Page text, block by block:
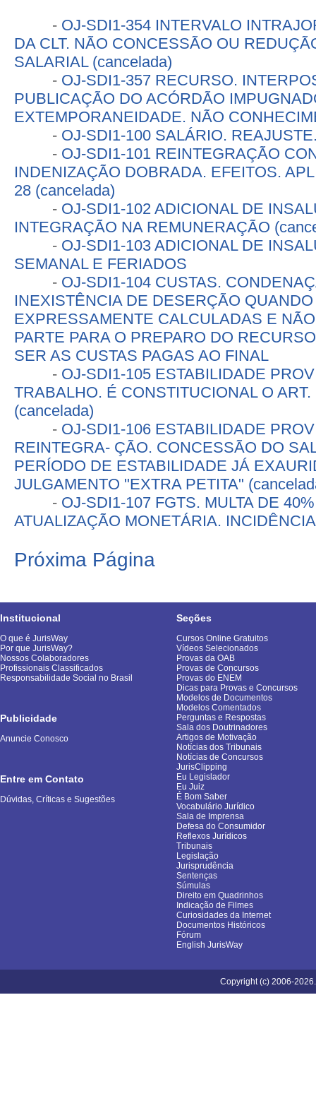
- OJ-SDI1-354 INTERVALO
DA CLT. NÃO CONCESSÃO OU
SALARIAL (cancelada)
- OJ-SDI1-357 RECURSO.
PUBLICAÇÃO DO ACÓRDÃO
EXTEMPORANEIDADE. NÃO
- OJ-SDI1-100 SALÁRIO.
- OJ-SDI1-101 REINTEGRAÇÃO
INDENIZAÇÃO DOBRADA. EFEITOS.
28 (cancelada)
- OJ-SDI1-102 ADICIONAL DE
INTEGRAÇÃO NA REMUNERAÇÃO
- OJ-SDI1-103 ADICIONAL DE
SEMANAL E FERIADOS
- OJ-SDI1-104 CUSTAS.
INEXISTÊNCIA DE DESERÇÃO
EXPRESSAMENTE CALCULADAS E
PARTE PARA O PREPARO DO
SER AS CUSTAS PAGAS AO FINAL
- OJ-SDI1-105 ESTABILIDADE
TRABALHO. É CONSTITUCIONAL O ART.
(cancelada)
- OJ-SDI1-106 ESTABILIDADE
REINTEGRA- ÇÃO. CONCESSÃO DO
PERÍODO DE ESTABILIDADE JÁ
JULGAMENTO "EXTRA PETITA"
- OJ-SDI1-107 FGTS. MULTA DE
ATUALIZAÇÃO MONETÁRIA.
Próxima Página
Institucional
O que é JurisWay
Por que JurisWay?
Nossos Colaboradores
Profissionais Classificados
Responsabilidade Social no Brasil
Publicidade
Anuncie Conosco
Entre em Contato
Dúvidas, Críticas e Sugestões
Seções
Cursos Online Gratuitos
Vídeos Selecionados
Provas da OAB
Provas de Concursos
Provas do ENEM
Dicas para Provas e Concursos
Modelos de Documentos
Modelos Comentados
Perguntas e Respostas
Sala dos Doutrinadores
Artigos de Motivação
Notícias dos Tribunais
Notícias de Concursos
JurisClipping
Eu Legislador
Eu Juiz
É Bom Saber
Vocabulário Jurídico
Sala de Imprensa
Defesa do Consumidor
Reflexos Jurídicos
Tribunais
Legislação
Jurisprudência
Sentenças
Súmulas
Direito em Quadrinhos
Indicação de Filmes
Curiosidades da Internet
Documentos Históricos
Fórum
English JurisWay
Copyright (c) 2006-